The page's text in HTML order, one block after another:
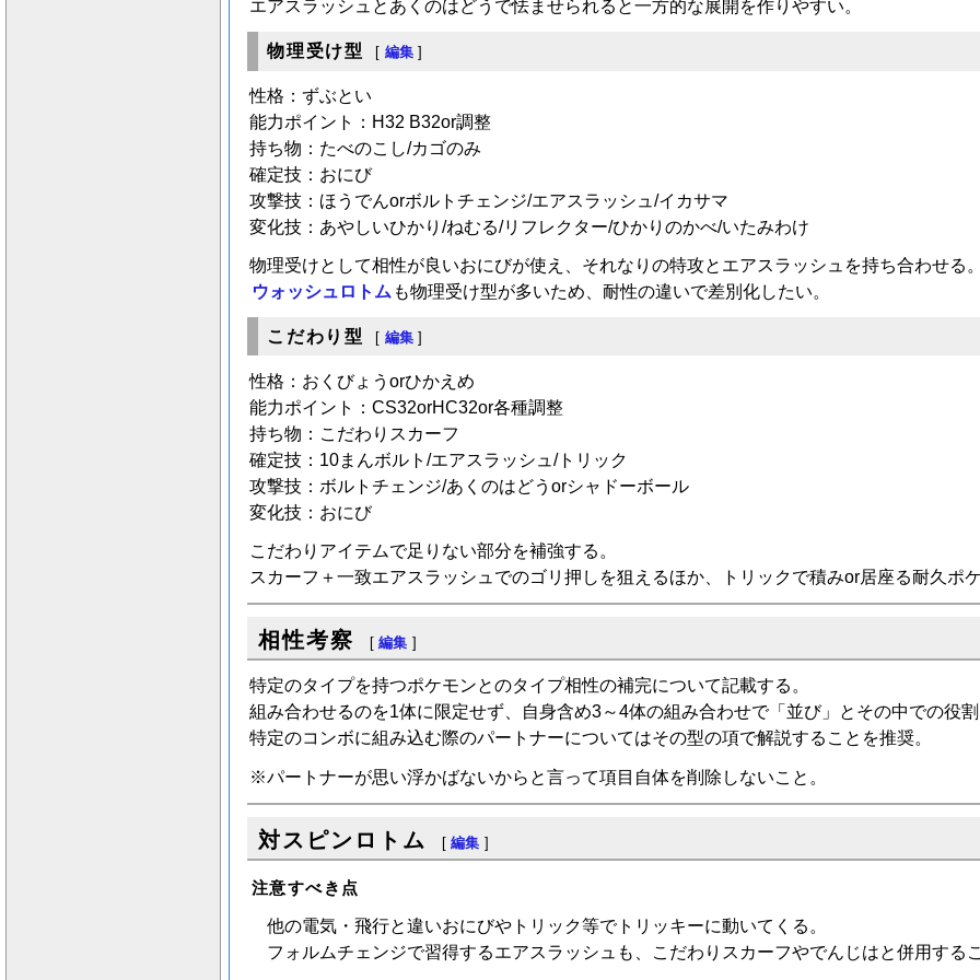
エアスラッシュとあくのはどうで怯ませられると一方的な展開を作りやすい。
物理受け型 [ 編集 ]
性格：ずぶとい
能力ポイント：H32 B32or調整
持ち物：たべのこし/カゴのみ
確定技：おにび
攻撃技：ほうでんorボルトチェンジ/エアスラッシュ/イカサマ
変化技：あやしいひかり/ねむる/リフレクター/ひかりのかべ/いたみわけ
物理受けとして相性が良いおにびが使え、それなりの特攻とエアスラッシュを持ち合わせる
ウォッシュロトム も物理受け型が多いため、耐性の違いで差別化したい。
こだわり型 [ 編集 ]
性格：おくびょうorひかえめ
能力ポイント：CS32orHC32or各種調整
持ち物：こだわりスカーフ
確定技：10まんボルト/エアスラッシュ/トリック
攻撃技：ボルトチェンジ/あくのはどうorシャドーボール
変化技：おにび
こだわりアイテムで足りない部分を補強する。
スカーフ＋一致エアスラッシュでのゴリ押しを狙えるほか、トリックで積みor居座る耐久ポ
相性考察 [ 編集 ]
特定のタイプを持つポケモンとのタイプ相性の補完について記載する。
組み合わせるのを1体に限定せず、自身含め3～4体の組み合わせで「並び」とその中での役
特定のコンボに組み込む際のパートナーについてはその型の項で解説することを推奨。
※パートナーが思い浮かばないからと言って項目自体を削除しないこと。
対スピンロトム [ 編集 ]
注意すべき点
他の電気・飛行と違いおにびやトリック等でトリッキーに動いてくる。
フォルムチェンジで習得するエアスラッシュも、こだわりスカーフやでんじはと併用する